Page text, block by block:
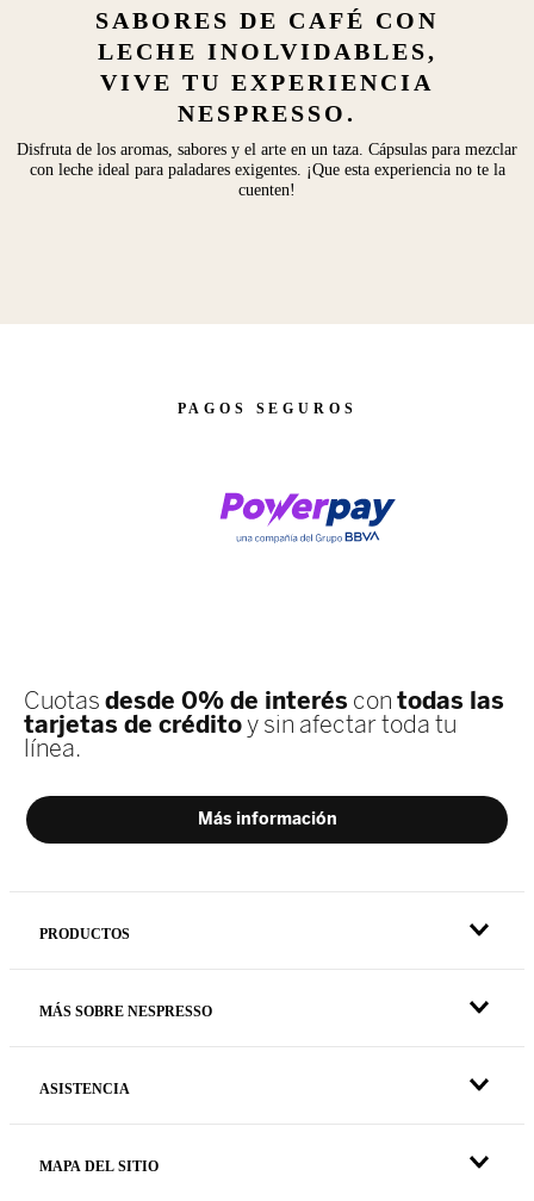
SABORES DE CAFÉ CON
LECHE INOLVIDABLES,
VIVE TU EXPERIENCIA
NESPRESSO.
Disfruta de los aromas, sabores y el arte en un taza. Cápsulas para mezclar
con leche ideal para paladares exigentes. ¡Que esta experiencia no te la
cuenten!
PAGOS SEGUROS
PRODUCTOS
MÁS SOBRE NESPRESSO
ASISTENCIA
MAPA DEL SITIO